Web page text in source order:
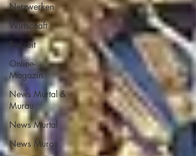
Netzwerken
Wirtschaft
Freizeit
Online-
Magazin
News Murtal &
Murau
News Murtal
News Murau